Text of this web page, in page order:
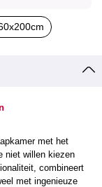
met het
niet willen kiezen
combineert
met ingenieuze